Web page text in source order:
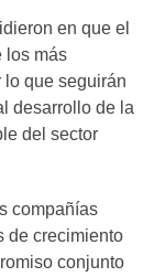
en que el
los más
lo que seguirán
desarrollo de la
del sector
compañías
de crecimiento
conjunto